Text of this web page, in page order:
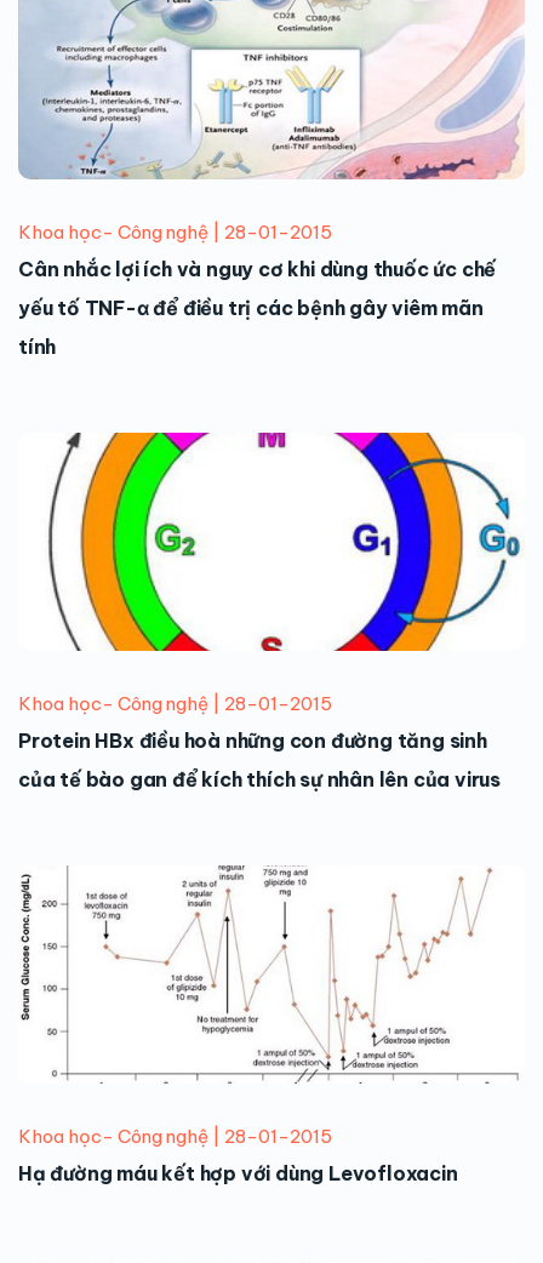
Khoa học- Công nghệ | 28-01-2015
Cân nhắc lợi ích và nguy cơ khi dùng thuốc ức chế
yếu tố TNF-α để điều trị các bệnh gây viêm mãn
tính
Khoa học- Công nghệ | 28-01-2015
Protein HBx điều hoà những con đường tăng sinh
của tế bào gan để kích thích sự nhân lên của virus
Khoa học- Công nghệ | 28-01-2015
Hạ đường máu kết hợp với dùng Levofloxacin